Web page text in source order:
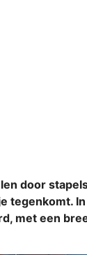
door
tegenkomt.
met een